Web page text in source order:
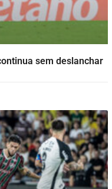
sem deslanchar